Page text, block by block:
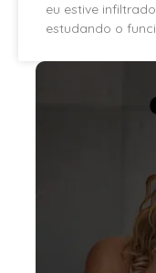
eu estive
estudando o